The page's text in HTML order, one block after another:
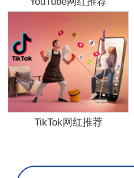
TikTok网红推荐